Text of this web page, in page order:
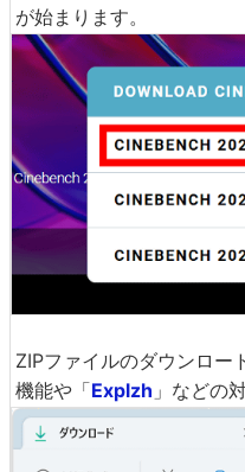
が始まります。
ZIPファイルのダウンロ
機能や「Explzh 」などの